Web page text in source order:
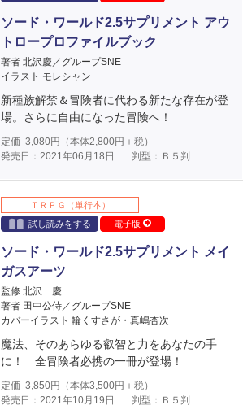
ソード・ワールド2.5サプリメント アウ
トロープロファイルブック
著者 北沢慶／グループSNE
イラスト モレシャン
新種族解禁＆冒険者に代わる新たな存在が登
場。さらに自由になった冒険へ！
定価 3,080円（本体2,800円＋税）
発売日：2021年06月18日
判型：Ｂ５判
ＴＲＰＧ（単行本）
試し読みをする
電子版
ソード・ワールド2.5サプリメント メイ
ガスアーツ
監修 北沢 慶
著者 田中公侍／グループSNE
カバーイラスト 輪くすさが・真嶋杏次
魔法、そのあらゆる叡智と力をあなたの手
に！ 全冒険者必携の一冊が登場！
定価 3,850円（本体3,500円＋税）
発売日：2021年10月19日
判型：Ｂ５判